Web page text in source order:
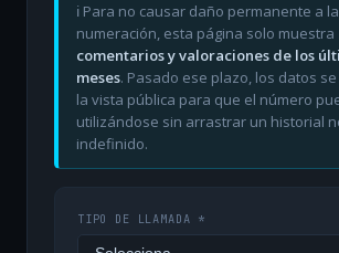
ℹ️ Para no causar daño permanente a la
numeración, esta página solo muestra
comentarios y valoraciones de los
meses. Pasado ese plazo, los datos
la vista pública para que el número
utilizándose sin arrastrar un historial
indefinido.
TIPO DE LLAMADA *